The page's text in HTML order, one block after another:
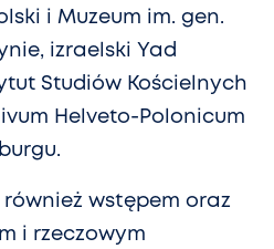
i Muzeum im. gen.
izraelski Yad
Studiów Kościelnych
Helveto-Polonicum
również wstępem oraz
i rzeczowym